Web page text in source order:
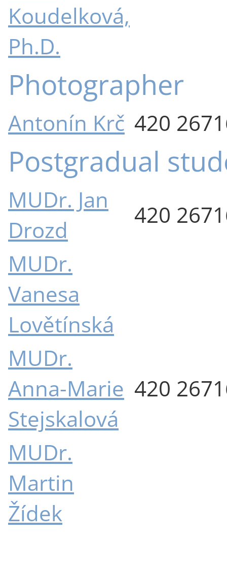
Koudelková,
Ph.D.
Photographer
Antonín Krč 420
Postgradual
MUDr. Jan
Drozd
420
MUDr.
Vanesa
Lovětínská
MUDr.
Anna-Marie
Stejskalová
420
MUDr.
Martin
Žídek